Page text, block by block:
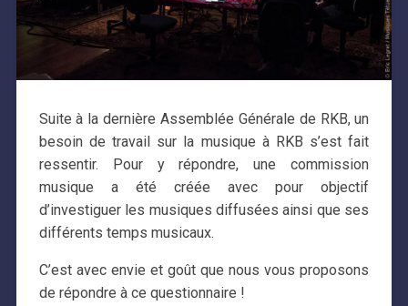
Suite à la dernière Assemblée Générale de RKB, un
besoin de travail sur la musique à RKB s’est fait
ressentir. Pour y répondre, une commission
musique a été créée avec pour objectif
d’investiguer les musiques diffusées ainsi que ses
différents temps musicaux.
C’est avec envie et goût que nous vous proposons
de répondre à ce questionnaire !